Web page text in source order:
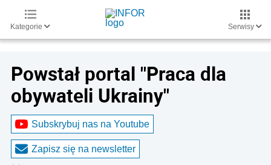
Kategorie Serwisy
Powstał portal "Praca dla
obywateli Ukrainy"
Subskrybuj nas na Youtube
Zapisz się na newsletter